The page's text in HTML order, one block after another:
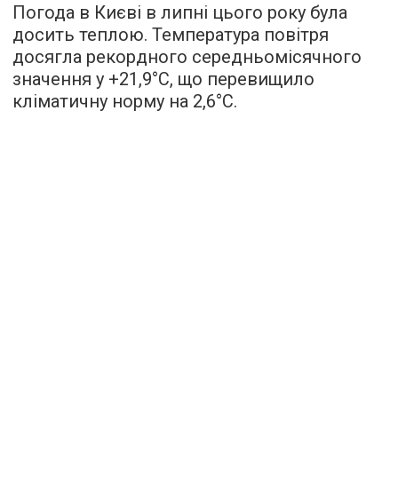
Погода в Києві в липні цього року була
досить теплою. Температура повітря
досягла рекордного середньомісячного
значення у +21,9°C, що перевищило
кліматичну норму на 2,6°C.